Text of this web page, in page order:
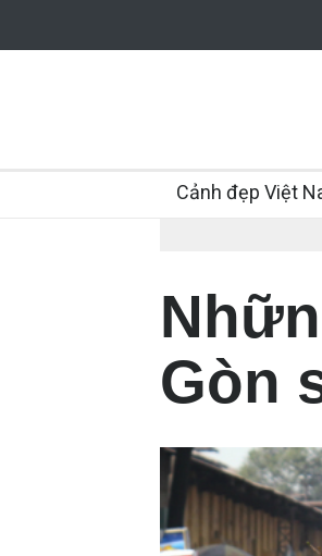
Cảnh đẹp Việt
Gòn